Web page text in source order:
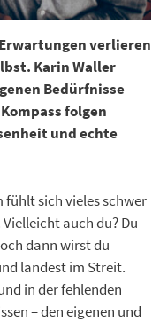
verlieren
Karin Waller
­Bedürfnisse
folgen
und echte
fühlt sich vieles schwer
auch du? Du
dann wirst du
landest im Streit.
in der fehlenden
– den eigenen und